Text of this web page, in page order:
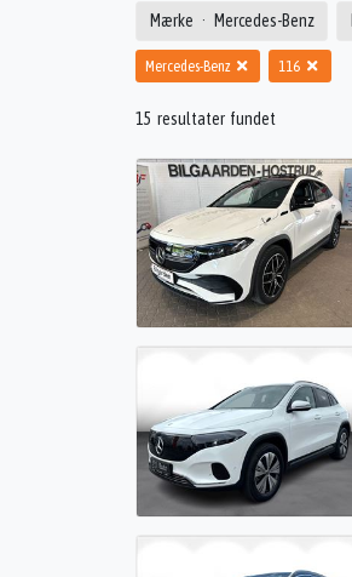
Mærke Mercedes-Benz
Mercedes-Benz 116
15 resultater fundet